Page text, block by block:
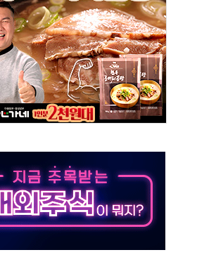
여 사망
티' 22개 과제 손본다
실종
연대로 목소리 내야"
채 발견
서 신경전 고조
"졸속 국정"